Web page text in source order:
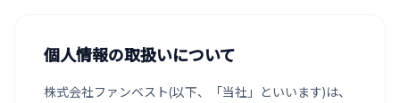
個人情報の取扱いについて
株式会社ファンベスト(以下、「当社」といいます)は、